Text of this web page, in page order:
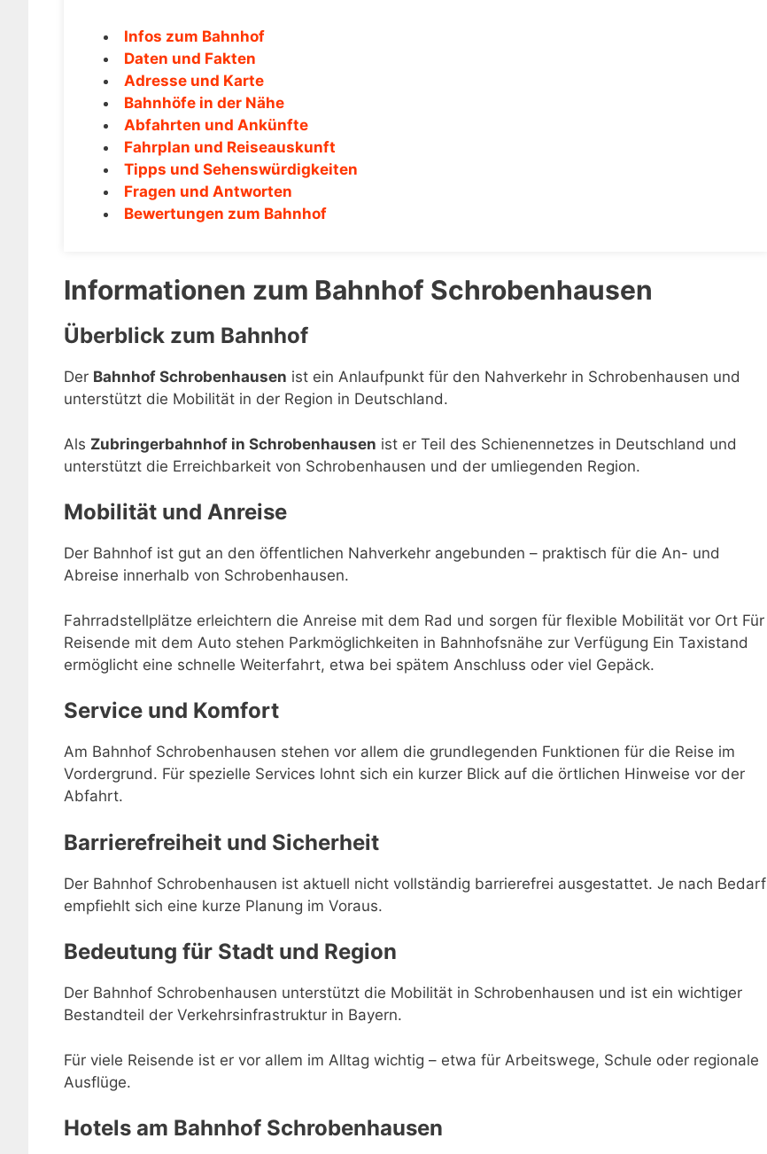
Infos zum Bahnhof
Daten und Fakten
Adresse und Karte
Bahnhöfe in der Nähe
Abfahrten und Ankünfte
Fahrplan und Reiseauskunft
Tipps und Sehenswürdigkeiten
Fragen und Antworten
Bewertungen zum Bahnhof
Informationen zum Bahnhof Schrobenhausen
Überblick zum Bahnhof
Der Bahnhof Schrobenhausen ist ein Anlaufpunkt für den Nahverkehr in Schrobenhausen und
unterstützt die Mobilität in der Region in Deutschland.
Als Zubringerbahnhof in Schrobenhausen ist er Teil des Schienennetzes in Deutschland und
unterstützt die Erreichbarkeit von Schrobenhausen und der umliegenden Region.
Mobilität und Anreise
Der Bahnhof ist gut an den öffentlichen Nahverkehr angebunden – praktisch für die An- und
Abreise innerhalb von Schrobenhausen.
Fahrradstellplätze erleichtern die Anreise mit dem Rad und sorgen für flexible Mobilität vor Ort Für
Reisende mit dem Auto stehen Parkmöglichkeiten in Bahnhofsnähe zur Verfügung Ein Taxistand
ermöglicht eine schnelle Weiterfahrt, etwa bei spätem Anschluss oder viel Gepäck.
Service und Komfort
Am Bahnhof Schrobenhausen stehen vor allem die grundlegenden Funktionen für die Reise im
Vordergrund. Für spezielle Services lohnt sich ein kurzer Blick auf die örtlichen Hinweise vor der
Abfahrt.
Barrierefreiheit und Sicherheit
Der Bahnhof Schrobenhausen ist aktuell nicht vollständig barrierefrei ausgestattet. Je nach Bedarf
empfiehlt sich eine kurze Planung im Voraus.
Bedeutung für Stadt und Region
Der Bahnhof Schrobenhausen unterstützt die Mobilität in Schrobenhausen und ist ein wichtiger
Bestandteil der Verkehrsinfrastruktur in Bayern.
Für viele Reisende ist er vor allem im Alltag wichtig – etwa für Arbeitswege, Schule oder regionale
Ausflüge.
Hotels am Bahnhof Schrobenhausen